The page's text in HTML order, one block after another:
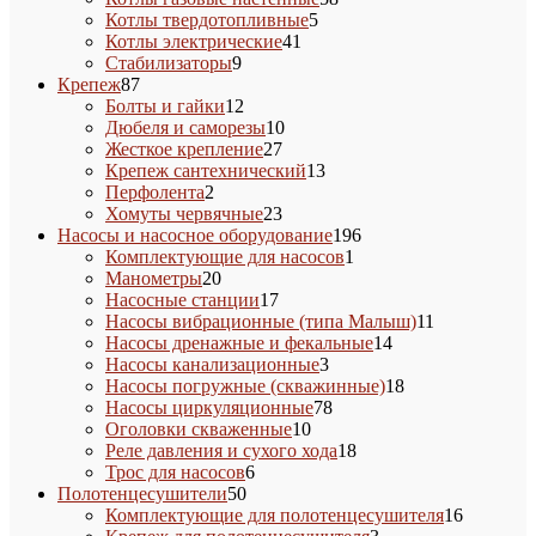
Котлы твердотопливные55
Котлы электрические41
Стабилизаторы99
Крепеж8787
товаров
Болты и гайки12
товаров
Дюбеля и саморезы1010
Жесткое крепление2727
товаров
Крепеж сантехнический1313
Перфолента2
товара
Хомуты червячные2323
товара
Насосы и насосное оборудование196196
Комплектующие для насосов1
Манометры2020
товаров
Насосные станции1717
товаров
Насосы вибрационные (типа Малыш)11
Насосы дренажные и фекальные1414
Насосы канализационные33
товара
Насосы погружные (скважинные)1818
Насосы циркуляционные7878
Оголовки скваженные1010
товаров
Реле давления и сухого хода1818
Трос для насосов66
Полотенцесушители5050
товаров
Комплектующие для полотенцесушителя1616